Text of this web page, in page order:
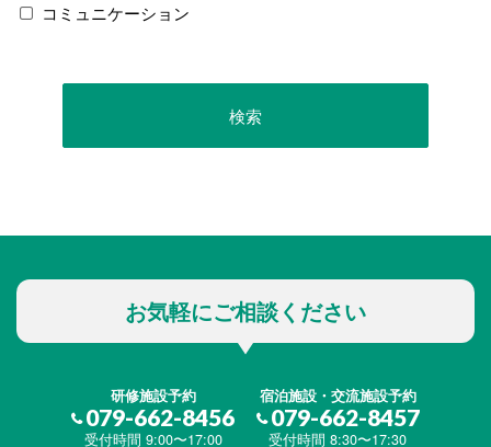
コミュニケーション
お気軽にご相談ください
研修施設予約
079-662-8456
受付時間 9:00〜17:00
宿泊施設・交流施設予約
079-662-8457
受付時間 8:30〜17:30